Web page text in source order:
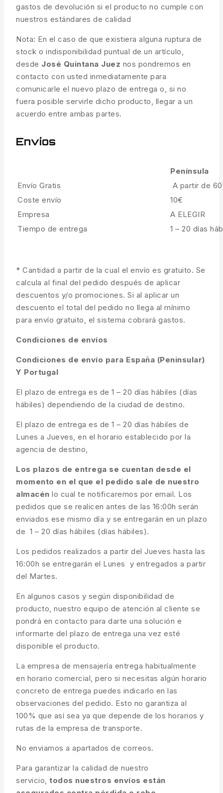
gastos de devolución si el producto no cumple con
nuestros estándares de calidad
Nota: En el caso de que existiera alguna ruptura de
stock o indisponibilidad puntual de un artículo,
desde José Quintana Juez nos pondremos en
contacto con usted inmediatamente para
comunicarle el nuevo plazo de entrega o, si no
fuera posible servirle dicho producto, llegar a un
acuerdo entre ambas partes.
Envíos
Península
Envío Gratis
A partir de
Coste envío
10€
Empresa
A ELEGIR
Tiempo de entrega
1 – 20 días
* Cantidad a partir de la cual el envío es gratuito. Se
calcula al final del pedido después de aplicar
descuentos y/o promociones. Si al aplicar un
descuento el total del pedido no llega al mínimo
para envío gratuito, el sistema cobrará gastos.
Condiciones de envíos
Condiciones de envío para España (Peninsular)
Y Portugal
El plazo de entrega es de 1 – 20 días hábiles (días
hábiles) dependiendo de la ciudad de destino.
El plazo de entrega es de 1 – 20 días hábiles de
Lunes a Jueves, en el horario establecido por la
agencia de destino,
Los plazos de entrega se cuentan desde el
momento en el que el pedido sale de nuestro
almacén lo cual te notificaremos por email. Los
pedidos que se realicen antes de las 16:00h serán
enviados ese mismo día y se entregarán en un plazo
de 1 – 20 días hábiles (días hábiles).
Los pedidos realizados a partir del Jueves hasta las
16:00h se entregarán el Lunes y entregados a partir
del Martes.
En algunos casos y según disponibilidad de
producto, nuestro equipo de atención al cliente se
pondrá en contacto para darte una solución e
informarte del plazo de entrega una vez esté
disponible el producto.
La empresa de mensajería entrega habitualmente
en horario comercial, pero si necesitas algún horario
concreto de entrega puedes indicarlo en las
observaciones del pedido. Esto no garantiza al
100% que así sea ya que depende de los horarios y
rutas de la empresa de transporte.
No enviamos a apartados de correos.
Para garantizar la calidad de nuestro
servicio, todos nuestros envíos están